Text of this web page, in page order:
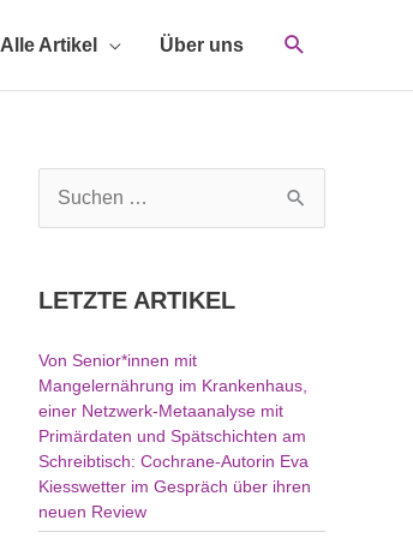
Alle Artikel Über uns
u
e
n
c
h
:
LETZTE ARTIKEL
Von Senior*innen mit
Mangelernährung im Krankenhaus,
einer Netzwerk-Metaanalyse mit
Primärdaten und Spätschichten am
Schreibtisch: Cochrane-Autorin Eva
Kiesswetter im Gespräch über ihren
neuen Review